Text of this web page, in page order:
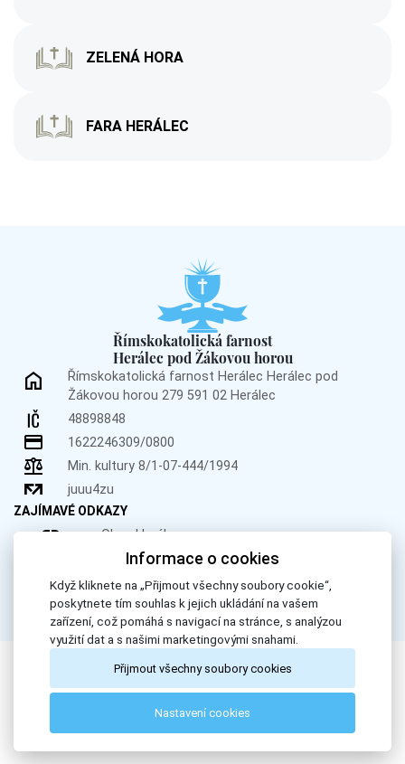
ZELENÁ HORA
FARA HERÁLEC
Římskokatolická farnost
Herálec pod Žákovou horou
Římskokatolická farnost Herálec Herálec pod
Žákovou horou 279 591 02 Herálec
48898848
1622246309/0800
Min. kultury 8/1-07-444/1994
juuu4zu
ZAJÍMAVÉ ODKAZY
Obec Herálec
Obec Křižánky
Donátor.cz
All Rights Reserved, Římskokatolická farnost Herálec. © 2024
Webdesign byLE CLAVERA s.r.o.
Informace o cookies
Když kliknete na „Přijmout všechny soubory cookie“,
poskytnete tím souhlas k jejich ukládání na vašem
zařízení, což pomáhá s navigací na stránce, s analýzou
využití dat a s našimi marketingovými snahami.
Přijmout všechny soubory cookies
Nastavení cookies